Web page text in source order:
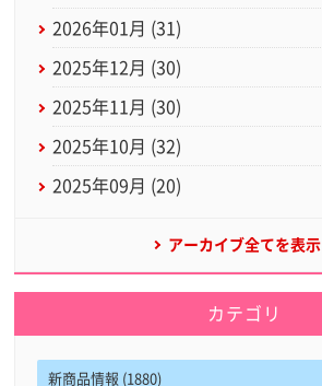
2026年01月 (31)
2025年12月 (30)
2025年11月 (30)
2025年10月 (32)
2025年09月 (20)
アーカイブ全てを表示
カテゴリ
新商品情報 (1880)